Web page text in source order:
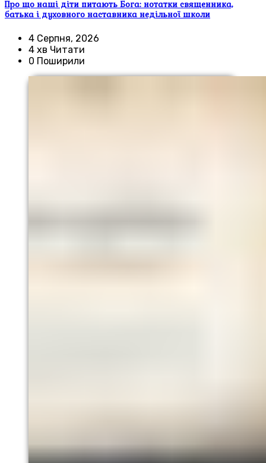
Про що наші діти питають Бога: нотатки священника,
батька і духовного наставника недільної школи
4 Серпня, 2026
4 хв Читати
0 Поширили